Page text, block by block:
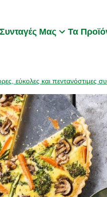
Μας Τα
εύκολες και πεντανόστιμες